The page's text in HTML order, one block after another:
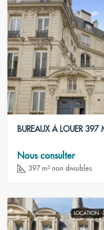
Nous consulter
397 m² non divisibles
LOCATION